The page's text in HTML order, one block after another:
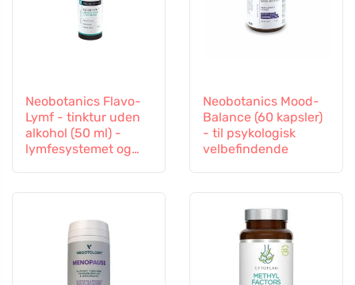
Neobotanics Flavo-
Lymf - tinktur uden
alkohol (50 ml) -
lymfesystemet og
Neobotanics Mood-
Balance (60 kapsler)
- til psykologisk
velbefindende